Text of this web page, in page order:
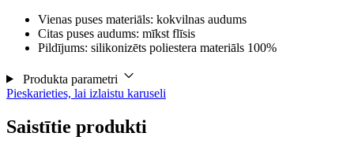
Vienas puses materiāls: kokvilnas audums
Citas puses audums: mīkst flīsis
Pildījums: silikonizēts poliestera materiāls 100%
Produkta parametri
Pieskarieties, lai izlaistu karuseli
Saistītie produkti